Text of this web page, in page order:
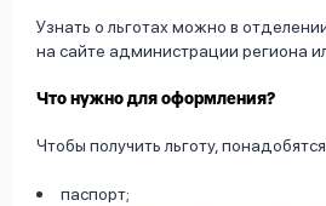
Узнать о льготах можно в
на сайте администрации региона
Что нужно для оформления?
Чтобы получить льготу,
паспорт;